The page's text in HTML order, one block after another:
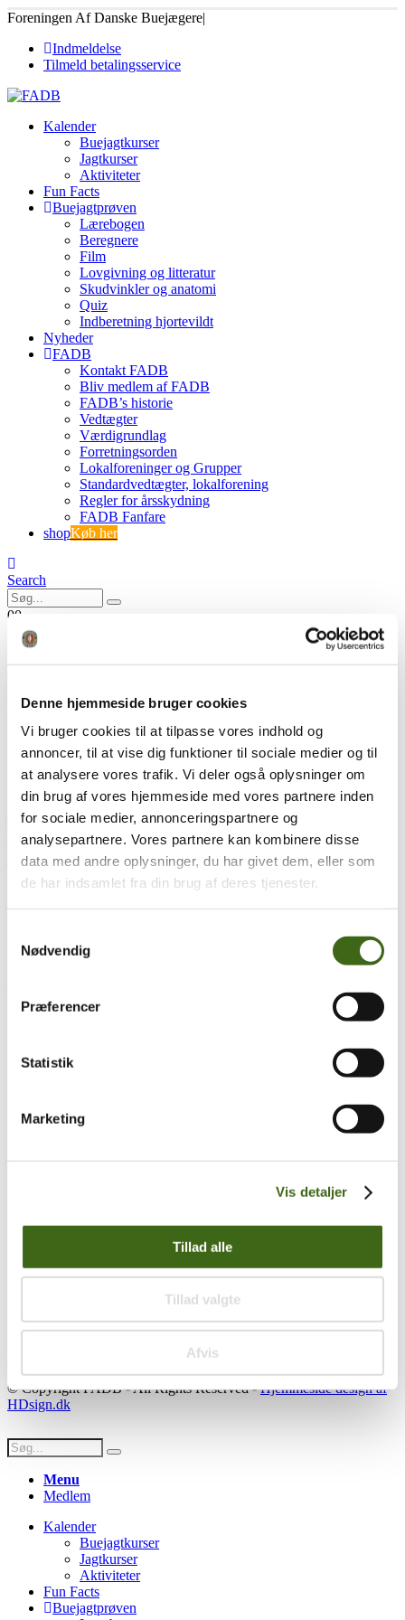
Denne hjemmeside bruger cookies
Vi bruger cookies til at tilpasse vores indhold og
annoncer, til at vise dig funktioner til sociale medier og til
at analysere vores trafik. Vi deler også oplysninger om
din brug af vores hjemmeside med vores partnere inden
for sociale medier, annonceringspartnere og
analysepartnere. Vores partnere kan kombinere disse
data med andre oplysninger, du har givet dem, eller som
de har indsamlet fra din brug af deres tjenester.
Nødvendig
Præferencer
Statistik
Marketing
Vis detaljer
Tillad alle
Tillad valgte
Afvis
Foreningen Af Danske Buejægere|
Indmeldelse
Tilmeld betalingsservice
Kalender
Buejagtkurser
Jagtkurser
Aktiviteter
Fun Facts
Buejagtprøven
Lærebogen
Beregnere
Film
Lovgivning og litteratur
Skudvinkler og anatomi
Quiz
Indberetning hjortevildt
Nyheder
FADB
Kontakt FADB
Bliv medlem af FADB
FADB’s historie
Vedtægter
Værdigrundlag
Forretningsorden
Lokalforeninger og Grupper
Standardvedtægter, lokalforening
Regler for årsskydning
FADB Fanfare
shopKøb her
Search
00
4Z2A3616.00_02_16_28.Still048
FADB
Når man ved, at man ikke ved… buejagt på det store
hjortevildt
4Z2A3616.00_02_16_28.Still048
Træk og slip
Foreningen af Danske Buejægere (FADB)
8300 Odder
Kontakt & Bestyrelsen
Vedtægter
Om brug af siden
Ordre historik(kræver konto)
Privatlivspolitik
Social
Youtube
© Copyright FADB - All Rights Reserved -Hjemmeside design af
HDsign.dk
Menu
Medlem
Kalender
Buejagtkurser
Jagtkurser
Aktiviteter
Fun Facts
Buejagtprøven